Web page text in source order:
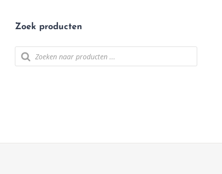
Zoek producten
Producten
zoeken